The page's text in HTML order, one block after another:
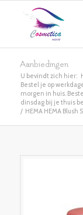
Aanbiedingen
U bevindt zich hier:
Bestel je op
morgen in huis.
dinsdag bij je thuis
/ HEMA HEMA Blush